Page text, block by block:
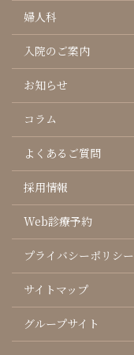
婦人科
入院のご案内
お知らせ
コラム
よくあるご質問
採用情報
Web診療予約
プライバシーポリシー
サイトマップ
グループサイト